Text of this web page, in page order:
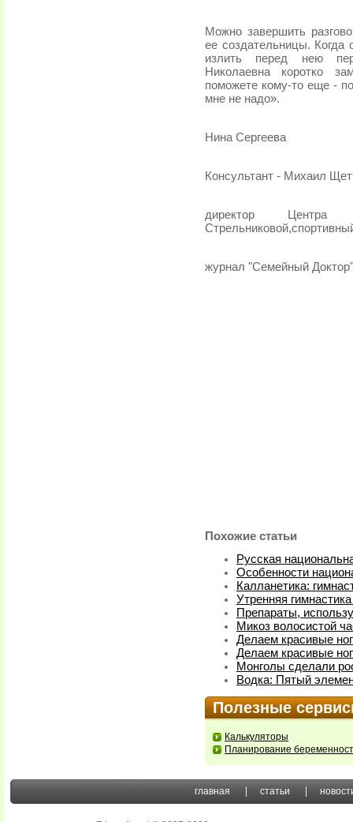
Можно завершить
ее создательницы. Когда
излить перед нею
Николаевна коротко
поможете кому-то еще -
мне не надо».
Нина Сергеева
Консультант - Михаил
директор Центра
журнал "Семейный Доктор"
Похожие статьи
Русская
Особенности
Калланетика:
Утренняя
Препараты,
Микоз волосистой
Делаем красивые
Делаем красивые
Монголы сделали
Водка: Пятый
Полезные
Калькуляторы
Планирование
главная статьи